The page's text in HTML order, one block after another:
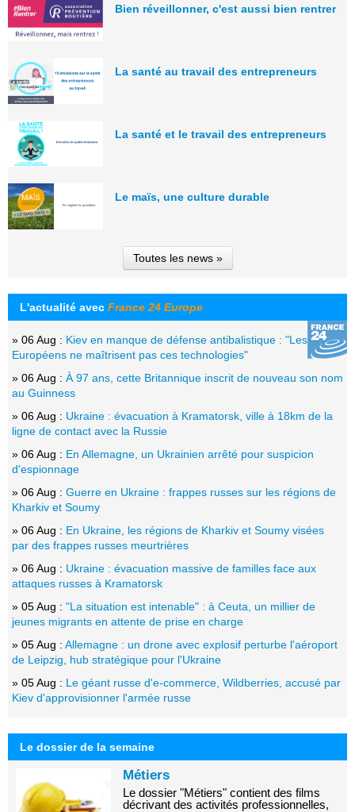
Bien réveillonner, c'est aussi bien rentrer
La santé au travail des entrepreneurs
La santé et le travail des entrepreneurs
Le maïs, une culture durable
Toutes les news »
L'actualité avec France 24 Europe
» 06 Aug : Kiev en manque de défense antibalistique : "Les
Européens ne maîtrisent pas ces technologies"
» 06 Aug : À 97 ans, cette Britannique inscrit de nouveau son nom
au Guinness
» 06 Aug : Ukraine : évacuation à Kramatorsk, ville à 18km de la
ligne de contact avec la Russie
» 06 Aug : En Allemagne, un Ukrainien arrêté pour suspicion
d'espionnage
» 06 Aug : Guerre en Ukraine : frappes russes sur les régions de
Kharkiv et Soumy
» 06 Aug : En Ukraine, les régions de Kharkiv et Soumy visées
par des frappes russes meurtrières
» 06 Aug : Ukraine : évacuation massive de familles face aux
attaques russes à Kramatorsk
» 05 Aug : "La situation est intenable" : à Ceuta, un millier de
jeunes migrants en attente de prise en charge
» 05 Aug : Allemagne : un drone avec explosif perturbe l'aéroport
de Leipzig, hub stratégique pour l'Ukraine
» 05 Aug : Le géant russe d'e-commerce, Wildberries, accusé par
Kiev d'approvisionner l'armée russe
Le dossier de la semaine
Métiers
Le dossier "Métiers" contient des films
décrivant des activités professionnelles,